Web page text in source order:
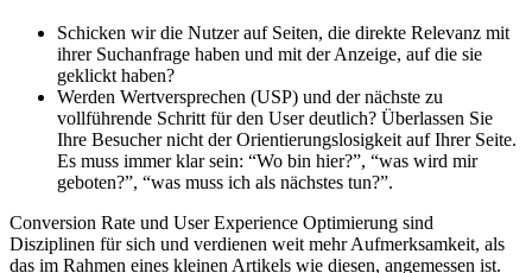
Schicken wir die Nutzer auf Seiten, die direkte Relevanz mit
ihrer Suchanfrage haben und mit der Anzeige, auf die sie
geklickt haben?
Werden Wertversprechen (USP) und der nächste zu
vollführende Schritt für den User deutlich? Überlassen Sie
Ihre Besucher nicht der Orientierungslosigkeit auf Ihrer Seite.
Es muss immer klar sein: “Wo bin hier?”, “was wird mir
geboten?”, “was muss ich als nächstes tun?”.
Conversion Rate und User Experience Optimierung sind
Disziplinen für sich und verdienen weit mehr Aufmerksamkeit, als
das im Rahmen eines kleinen Artikels wie diesen, angemessen ist.